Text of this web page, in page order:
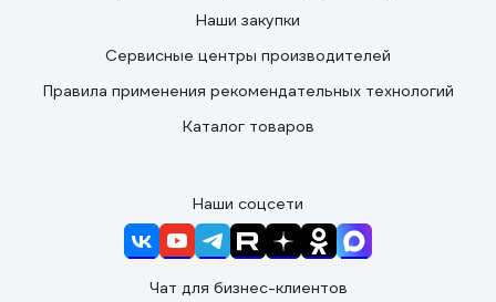
Наши закупки
Сервисные центры производителей
Правила применения рекомендательных технологий
Каталог товаров
Наши соцсети
Чат для бизнес-клиентов